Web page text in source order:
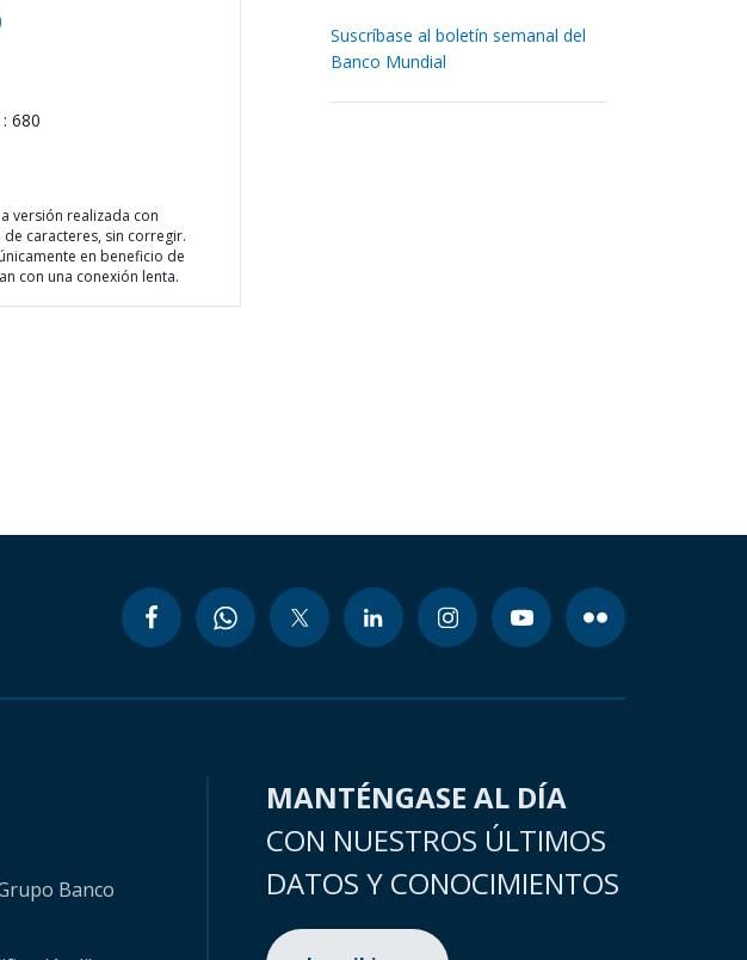
680
versión realizada con
caracteres, sin corregir.
en beneficio de
con una conexión lenta.
Suscríbase al boletín semanal del
Banco Mundial
Banco
MANTÉNGASE AL DÍA
CON NUESTROS ÚLTIMOS
DATOS Y CONOCIMIENTOS